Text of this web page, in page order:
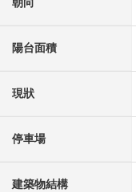
朝向
陽台面積
現狀
停車場
建築物結構